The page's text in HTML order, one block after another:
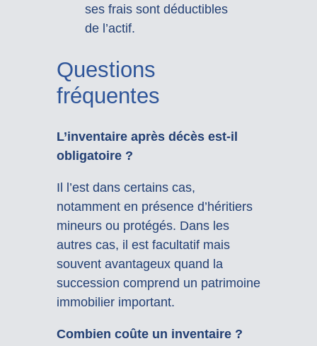
ses frais sont déductibles
de l’actif.
Questions
fréquentes
L’inventaire après décès est-il
obligatoire ?
Il l’est dans certains cas,
notamment en présence d’héritiers
mineurs ou protégés. Dans les
autres cas, il est facultatif mais
souvent avantageux quand la
succession comprend un patrimoine
immobilier important.
Combien coûte un inventaire ?